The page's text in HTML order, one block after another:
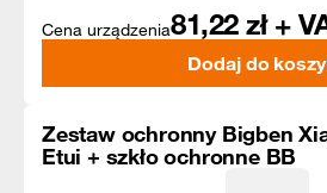
Cena urządzenia81,22 zł +
Dodaj do
Zestaw ochronny Bigben
Etui + szkło ochronne BB